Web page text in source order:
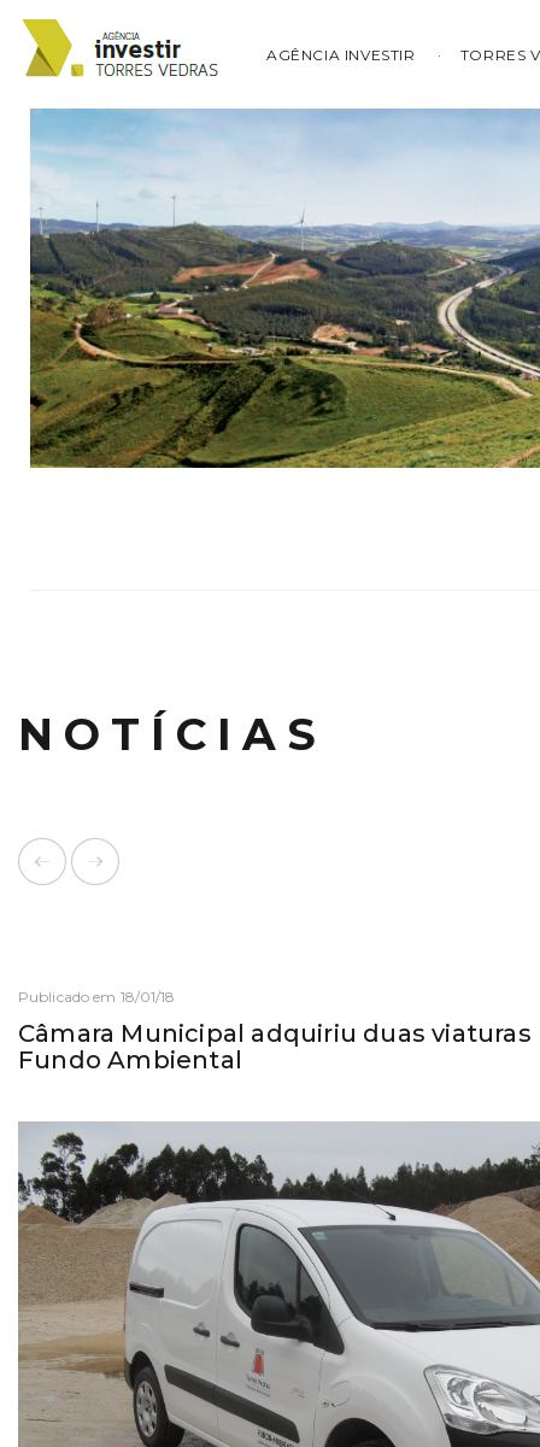
AGÊNCIA INVESTIR TORRES
NOTÍCIAS
Publicado em 18/01/18
Câmara Municipal adquiriu duas
Fundo Ambiental